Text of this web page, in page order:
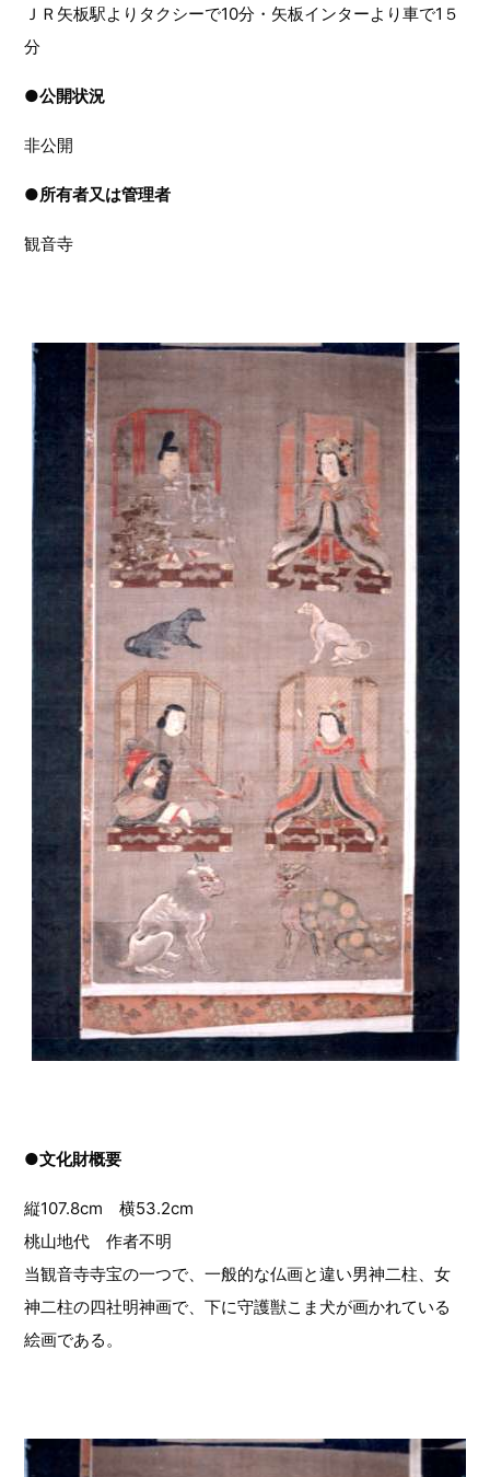
ＪＲ矢板駅よりタクシーで10分・矢板インターより車で1５
分
●公開状況
非公開
●所有者又は管理者
観音寺
●文化財概要
縦107.8cm 横53.2cm
桃山地代 作者不明
当観音寺寺宝の一つで、一般的な仏画と違い男神二柱、女
神二柱の四社明神画で、下に守護獣こま犬が画かれている
絵画である。